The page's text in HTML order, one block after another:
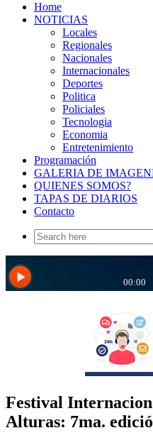
Home
NOTICIAS
Locales
Regionales
Nacionales
Internacionales
Deportes
Politica
Policiales
Tecnologia
Economia
Entretenimiento
Programación
GALERIA DE
QUIENES SOMOS?
TAPAS DE DIARIOS
Contacto
Search
for:
Festival
Alturas: 7ma.